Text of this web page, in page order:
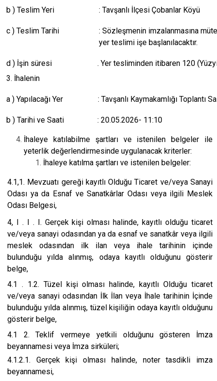
b ) Teslim Yeri : Tavşanlı İlçesi Çobanlar Köyü
c ) Teslim Tarihi
: Sözleşmenin imzalanmasına
yer teslimi işe başlanılacaktır.
d ) İşin süresi
3. İhalenin
. Yer tesliminden itibaren 120
a ) Yapılacağı Yer : Tavşanlı Kaymakamlığı Toplantı
b ) Tarihi ve Saati : 20.05.2026- 11:10
İhaleye katılabilme şartları ve istenilen belgeler ile
yeterlik değerlendirmesinde uygulanacak kriterler:
İhaleye katılma şartları ve istenilen belgeler:
4.1,1. Mevzuatı gereği kayıtlı Olduğu Ticaret ve/veya Sanayi
Odası ya da Esnaf ve Sanatkârlar Odası veya ilgili Meslek
Odası Belgesi,
4, I . I . I. Gerçek kişi olması halinde, kayıtlı olduğu ticaret
ve/veya sanayi odasından ya da esnaf ve sanatkâr veya ilgili
meslek odasından ilk ilan veya ihale tarihinin içinde
bulunduğu yılda alınmış, odaya kayıtlı olduğunu gösterir
belge,
4.1 . 1.2. Tüzel kişi olması halinde, kayıtlı Olduğu ticaret
ve/veya sanayi odasından İlk İlan veya İhale tarihinin İçinde
bulunduğu yılda alınmış, tüzel kişiliğin odaya kayıtlı olduğunu
gösterir belge,
4.1 2. Teklif vermeye yetkili olduğunu gösteren İmza
beyannamesi veya İmza sirküleri;
4.1.2.1. Gerçek kişi olması halinde, noter tasdikli imza
beyannamesi,